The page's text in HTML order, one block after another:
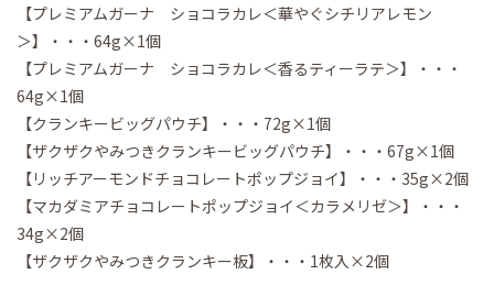
【プレミアムガーナ ショコラカレ＜華やぐシチリアレモン
＞】・・・64g×1個
【プレミアムガーナ ショコラカレ＜香るティーラテ＞】・・・
64g×1個
【クランキービッグパウチ】・・・72g×1個
【ザクザクやみつきクランキービッグパウチ】・・・67g×1個
【リッチアーモンドチョコレートポップジョイ】・・・35g×2個
【マカダミアチョコレートポップジョイ＜カラメリゼ＞】・・・
34g×2個
【ザクザクやみつきクランキー板】・・・1枚入×2個